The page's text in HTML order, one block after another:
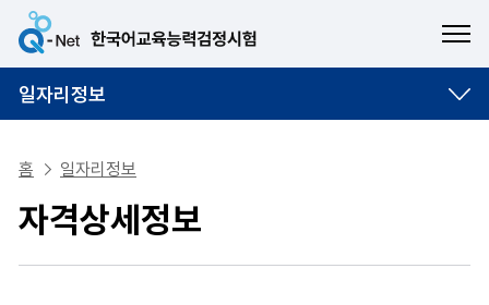
일자리정보
홈 일자리정보
자격상세정보